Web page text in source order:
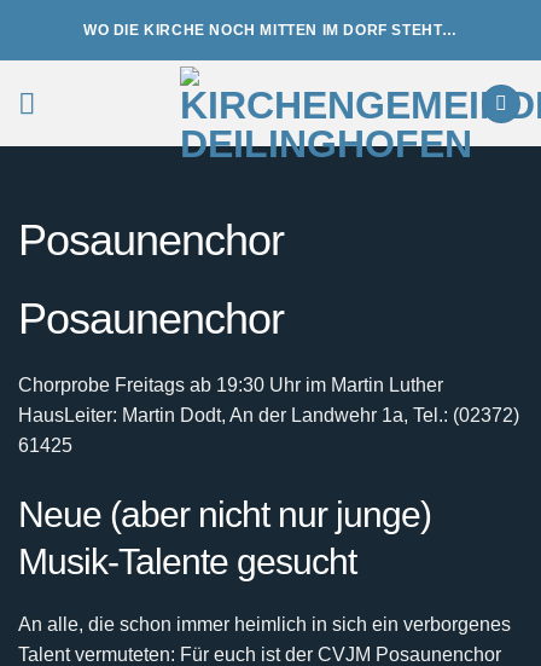
WO DIE KIRCHE NOCH MITTEN IM DORF STEHT…
Posaunenchor
Posaunenchor
Chorprobe Freitags ab 19:30 Uhr im Martin Luther
HausLeiter: Martin Dodt, An der Landwehr 1a, Tel.: (02372)
61425
Neue (aber nicht nur junge)
Musik-Talente gesucht
An alle, die schon immer heimlich in sich ein verborgenes
Talent vermuteten: Für euch ist der CVJM Posaunenchor